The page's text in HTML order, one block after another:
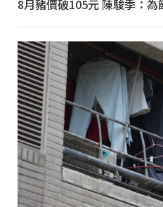
8月豬價破105元 陳駿季：為